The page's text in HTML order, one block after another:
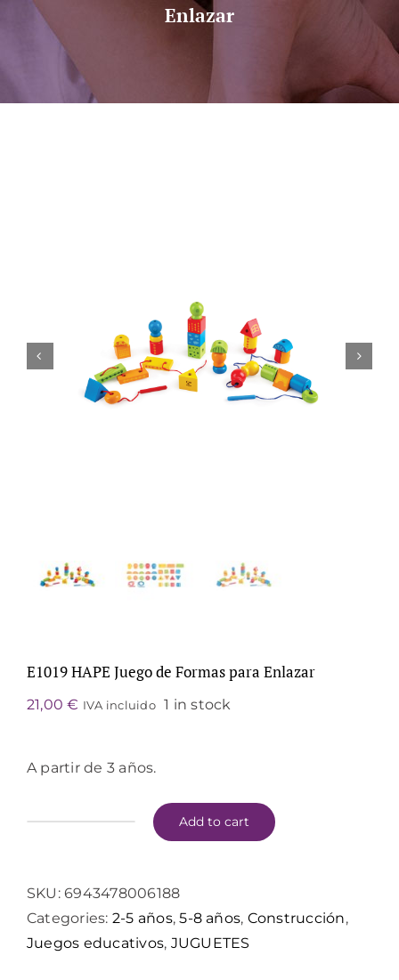
Sobre nosotros
Enlazar
 
E1019 HAPE Juego de Formas para Enlazar
21,00€ IVA incluido 1 in stock
A partir de 3 años.
Add to cart
SKU:6943478006188
Categories: 2-5 años,5-8 años, Construcción,
Juegos educativos, JUGUETES